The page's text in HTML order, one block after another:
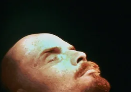
wahrheit
verlag